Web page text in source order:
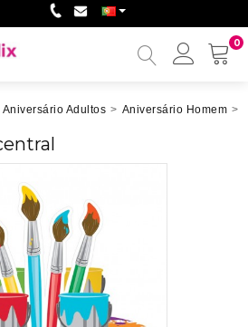
0
Minha
Aniversário Adultos > Aniversário Homem >